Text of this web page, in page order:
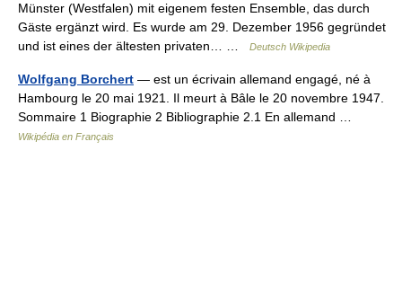
Münster (Westfalen) mit eigenem festen Ensemble, das durch
Gäste ergänzt wird. Es wurde am 29. Dezember 1956 gegründet
und ist eines der ältesten privaten… …
Deutsch Wikipedia
Wolfgang Borchert — est un écrivain allemand engagé, né à
Hambourg le 20 mai 1921. Il meurt à Bâle le 20 novembre 1947.
Sommaire 1 Biographie 2 Bibliographie 2.1 En allemand …
Wikipédia en Français